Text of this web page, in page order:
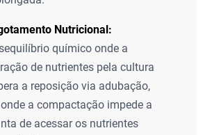
Nutricional:
químico onde a
de nutrientes pela cultura
a reposição via adubação,
a compactação impede a
de acessar os nutrientes